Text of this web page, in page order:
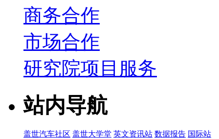
商务合作
市场合作
研究院项目服务
站内导航
盖世汽车社区 盖世大学堂 英文资讯站 数据报告 国际站